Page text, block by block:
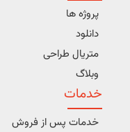
پروژه ها
دانلود
متریال طراحی
وبلاگ
خدمات
خدمات پس از فروش